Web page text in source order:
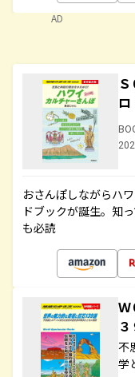
AD
おさんぽしながらハ
ドブックが誕生。知
も必読
Ｗ
不
学